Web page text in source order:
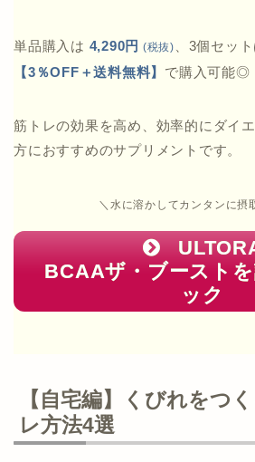
単品購入は 4,290円 (税抜) 、3個セッ
【3％OFF＋送料無料】 で購入可能◎
筋トレの効果を高め、効率的にダイ
方におすすめのサプリメントです。
＼水に溶かしてカンタンに摂
BCAAザ・ブースト
ック
【自宅編】くびれをつ
レ方法4選